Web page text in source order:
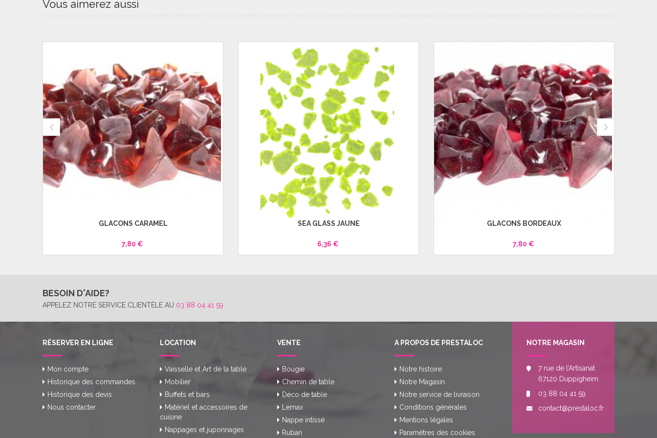
Vous aimerez aussi
GLACONS CARAMEL
7,80 €
SEA GLASS JAUNE
6,36 €
GLACONS BORDEAUX
7,80 €
BESOIN D'AIDE?
APPELEZ NOTRE SERVICE CLIENTÈLE AU 03 88 04 41 59
RÉSERVER EN LIGNE
Mon compte
Historique des commandes
Historique des devis
Nous contacter
LOCATION
Vaisselle et Art de la table
Mobilier
Buffets et bars
Matériel et accessoires de
cuisine
Nappages et juponnages
VENTE
Bougie
Chemin de table
Déco de table
Lemax
Nappe intissé
Ruban
A PROPOS DE PRESTALOC
Notre histoire
Notre Magasin
Notre service de livraison
Conditions générales
Mentions légales
Paramètres des cookies
NOTRE MAGASIN
7 rue de l’Artisanat
67120 Duppigheim
03 88 04 41 59
contact@prestaloc.fr